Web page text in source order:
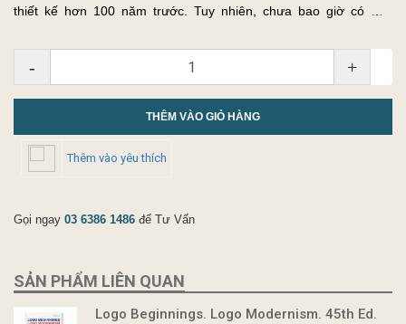
thiết kế hơn 100 năm trước. Tuy nhiên, chưa bao giờ có một
của t...
- +
THÊM VÀO GIỎ HÀNG
Thêm vào yêu thích
Gọi ngay 03 6386 1486 để Tư Vấn
SẢN PHẨM LIÊN QUAN
Logo Beginnings. Logo Modernism. 45th Ed.